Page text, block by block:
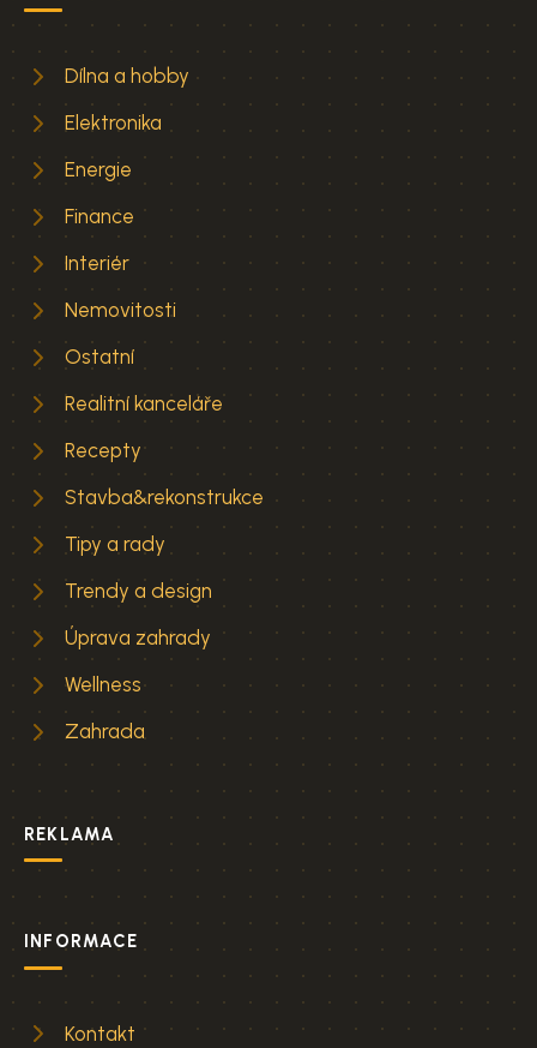
Dílna a hobby
Elektronika
Energie
Finance
Interiér
Nemovitosti
Ostatní
Realitní kanceláře
Recepty
Stavba&rekonstrukce
Tipy a rady
Trendy a design
Úprava zahrady
Wellness
Zahrada
REKLAMA
INFORMACE
Kontakt